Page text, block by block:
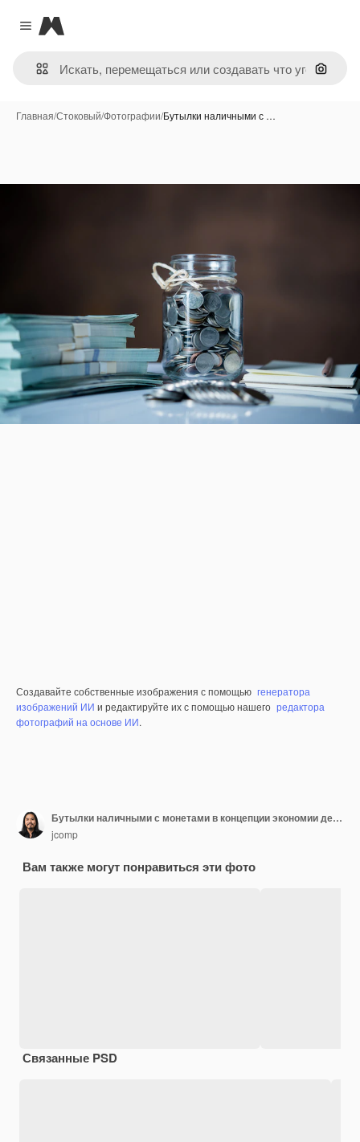
Close menu
Magnific
Поиск
Главная/Стоковый/Фотографии/Бутылки наличными с …
Создавайте собственные изображения с помощью генератора
изображений ИИ и редактируйте их с помощью нашего редактора
фотографий на основе ИИ.
Бутылки наличными с монетами в концепции экономии денег
jcomp
Вам также могут понравиться эти фото
Связанные PSD